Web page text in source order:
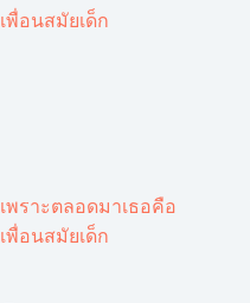
เพราะตลอดมาเธอคือ
เพื่อนสมัยเด็ก